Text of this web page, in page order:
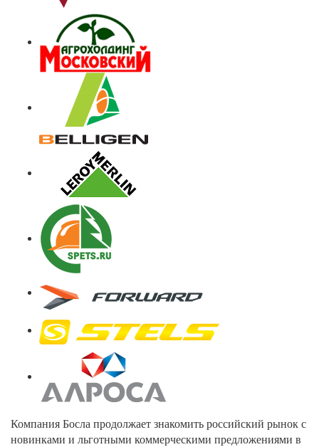
Компания Босла продолжает знакомить российский рынок с
новинками и льготными коммерческими предложениями в